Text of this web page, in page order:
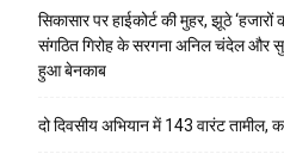
सिकासार पर हाईकोर्ट की मुहर, झूठे
संगठित गिरोह के सरगना अनिल चंदेल और
हुआ बेनकाब
दो दिवसीय अभियान में 143 वारंट तामील,